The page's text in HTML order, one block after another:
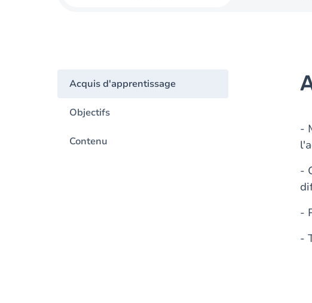
Acquis d'apprentissage
Objectifs
Contenu
-
-
-
-